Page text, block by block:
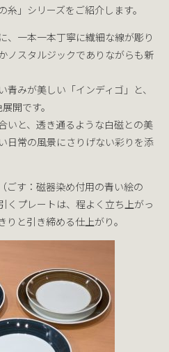
」シリーズをご紹介します。
、一本一本丁寧に繊細な線が彫り
ノスタルジックでありながらも新
みが美しい「インディゴ」と、
開です。
いと、透き通るような白磁との美
日常の風景にさりげない彩りを添
ごす：磁器染め付用の青い絵の
くプレートは、程よく立ち上がっ
と引き締める仕上がり。